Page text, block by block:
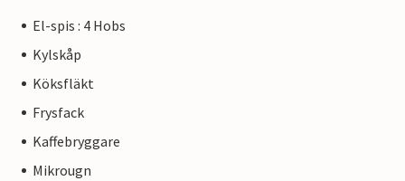
El-spis : 4 Hobs
Kylskåp
Köksfläkt
Frysfack
Kaffebryggare
Mikrougn